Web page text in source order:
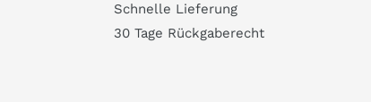
Schnelle Lieferung
30 Tage Rückgaberecht